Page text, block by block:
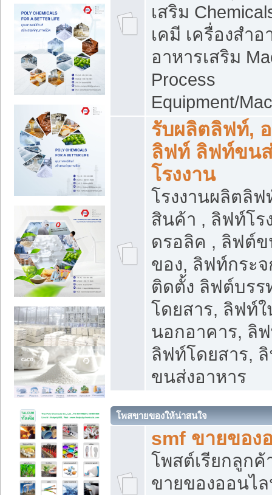
เสริม
เคมี เครื่องสำ
อาหารเสริม
Process
Equipment/
รับผลิตลิฟท์,
ลิฟท์ ลิฟท์ขน
โรงงาน
โรงงานผลิตลิ
สินค้า , ลิฟท์โร
ดรอลิค , ลิฟต์
ของ, ลิฟท์กระ
ติดตั้ง ลิฟต์บร
โดยสาร, ลิฟท์
นอกอาคาร, ลิ
ลิฟท์โดยสาร,
ขนส่งอาหาร
โพสขายของให้น่าสนใจ
smf ขายของ
โพสต์เรียกลูกค้
ขายของออนไ